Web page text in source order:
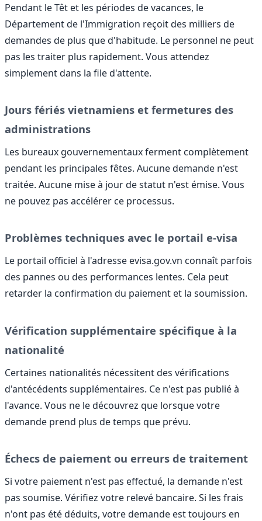
Pendant le Têt et les périodes de vacances, le
Département de l'Immigration reçoit des milliers de
demandes de plus que d'habitude. Le personnel ne peut
pas les traiter plus rapidement. Vous attendez
simplement dans la file d'attente.
Jours fériés vietnamiens et fermetures des
administrations
Les bureaux gouvernementaux ferment complètement
pendant les principales fêtes. Aucune demande n'est
traitée. Aucune mise à jour de statut n'est émise. Vous
ne pouvez pas accélérer ce processus.
Problèmes techniques avec le portail e-visa
Le portail officiel à l'adresse evisa.gov.vn connaît parfois
des pannes ou des performances lentes. Cela peut
retarder la confirmation du paiement et la soumission.
Vérification supplémentaire spécifique à la
nationalité
Certaines nationalités nécessitent des vérifications
d'antécédents supplémentaires. Ce n'est pas publié à
l'avance. Vous ne le découvrez que lorsque votre
demande prend plus de temps que prévu.
Échecs de paiement ou erreurs de traitement
Si votre paiement n'est pas effectué, la demande n'est
pas soumise. Vérifiez votre relevé bancaire. Si les frais
n'ont pas été déduits, votre demande est toujours en